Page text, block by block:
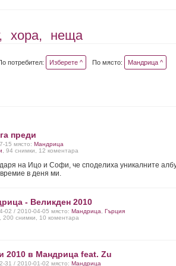
хора, неща
потребител: Изберете ^ По място: Мандрица ^
преди
15 място: Мандрица
, 94 снимки, 12 коментара
на Ицо и Софи, че споделиха уникалните
в деня ми.
- Великден 2010
02 / 2010-04-05 място: Мандрица
Гърция
200 снимки, 10 коментара
2010 в Мандрица feat. Zu
31 / 2010-01-02 място: Мандрица